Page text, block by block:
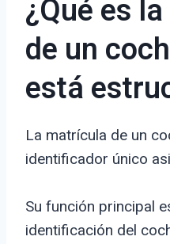
¿Qué es
de un
está
La matrícula de un
identificador único
Su función principal
identificación del